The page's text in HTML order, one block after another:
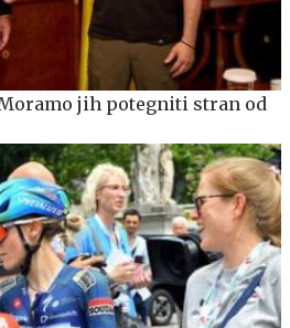
jih potegniti stran od